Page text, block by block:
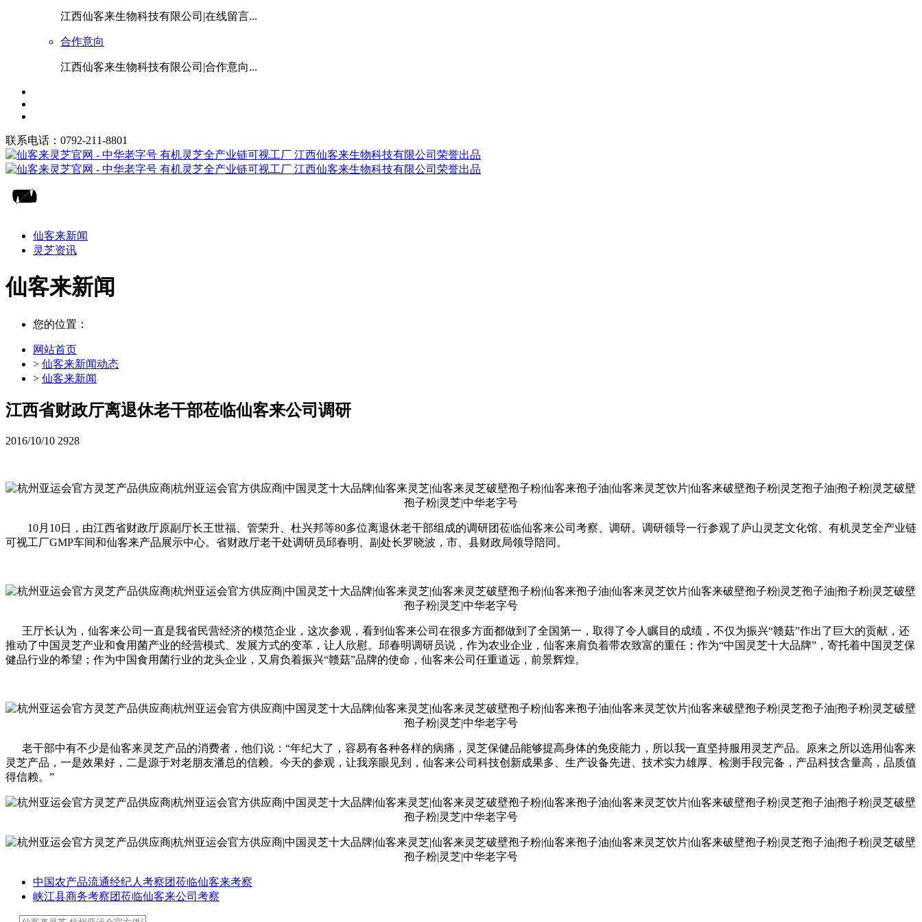
江西仙客来生物科技有限公司|在线留言...
合作意向
江西仙客来生物科技有限公司|合作意向...
联系电话：0792-211-8801
仙客来新闻
灵芝资讯
仙客来新闻
您的位置：
网站首页
> 仙客来新闻动态
> 仙客来新闻
江西省财政厅离退休老干部莅临仙客来公司调研
2016/10/10 2928
10月10日，由江西省财政厅原副厅长王世福、管荣升、杜兴邦等80多位离退休老干部组成的调研团莅临仙客来公司考察、调研。调研领导一行参观了庐山灵芝文化馆、有机灵芝全产业链
可视工厂GMP车间和仙客来产品展示中心。省财政厅老干处调研员邱春明、副处长罗晓波，市、县财政局领导陪同。
王厅长认为，仙客来公司一直是我省民营经济的模范企业，这次参观，看到仙客来公司在很多方面都做到了全国第一，取得了令人瞩目的成绩，不仅为振兴“赣菇”作出了巨大的贡献，还
推动了中国灵芝产业和食用菌产业的经营模式、发展方式的变革，让人欣慰。邱春明调研员说，作为农业企业，仙客来肩负着带农致富的重任；作为“中国灵芝十大品牌”，寄托着中国灵芝保
健品行业的希望；作为中国食用菌行业的龙头企业，又肩负着振兴“赣菇”品牌的使命，仙客来公司任重道远，前景辉煌。
老干部中有不少是仙客来灵芝产品的消费者，他们说：“年纪大了，容易有各种各样的病痛，灵芝保健品能够提高身体的免疫能力，所以我一直坚持服用灵芝产品。原来之所以选用仙客来
灵芝产品，一是效果好，二是源于对老朋友潘总的信赖。今天的参观，让我亲眼见到，仙客来公司科技创新成果多、生产设备先进、技术实力雄厚、检测手段完备，产品科技含量高，品质值
得信赖。”
中国农产品流通经纪人考察团莅临仙客来考察
峡江县商务考察团莅临仙客来公司考察